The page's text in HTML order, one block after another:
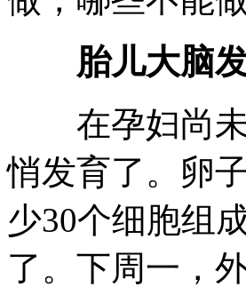
胎儿大脑
在孕妇尚未
悄发育了。卵
少30个细胞组
了。下周一，